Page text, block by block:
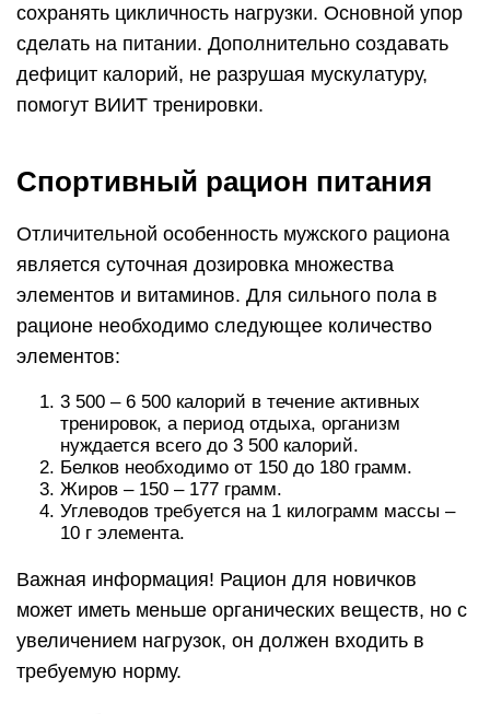
сохранять цикличность нагрузки. Основной упор
сделать на питании. Дополнительно создавать
дефицит калорий, не разрушая мускулатуру,
помогут ВИИТ тренировки.
Спортивный рацион питания
Отличительной особенность мужского рациона
является суточная дозировка множества
элементов и витаминов. Для сильного пола в
рационе необходимо следующее количество
элементов:
3 500 – 6 500 калорий в течение активных
тренировок, а период отдыха, организм
нуждается всего до 3 500 калорий.
Белков необходимо от 150 до 180 грамм.
Жиров – 150 – 177 грамм.
Углеводов требуется на 1 килограмм массы –
10 г элемента.
Важная информация! Рацион для новичков
может иметь меньше органических веществ, но с
увеличением нагрузок, он должен входить в
требуемую норму.